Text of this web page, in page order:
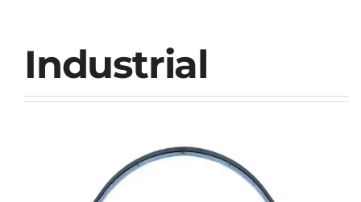
Industrial